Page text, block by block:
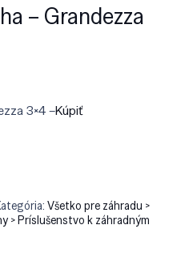
– Grandezza
3×4 –Kúpiť
Všetko pre záhradu >
> Príslušenstvo k záhradným